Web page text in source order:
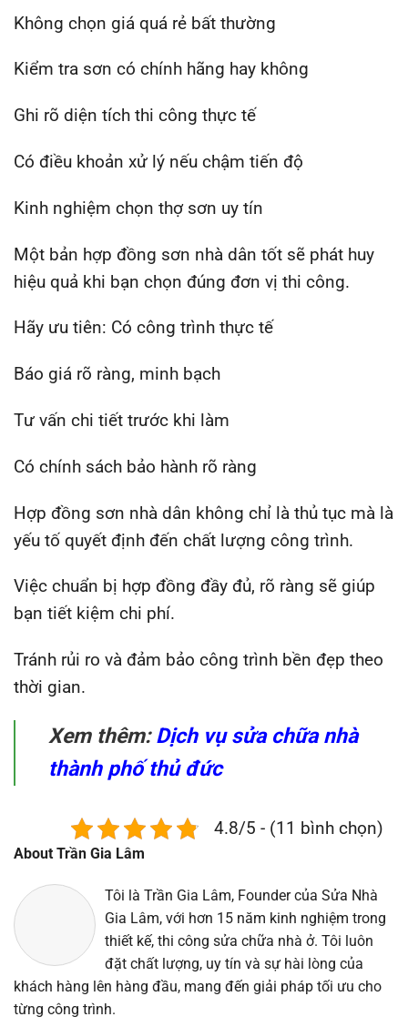
Không chọn giá quá rẻ bất thường
Kiểm tra sơn có chính hãng hay không
Ghi rõ diện tích thi công thực tế
Có điều khoản xử lý nếu chậm tiến độ
Kinh nghiệm chọn thợ sơn uy tín
Một bản hợp đồng sơn nhà dân tốt sẽ phát huy
hiệu quả khi bạn chọn đúng đơn vị thi công.
Hãy ưu tiên: Có công trình thực tế
Báo giá rõ ràng, minh bạch
Tư vấn chi tiết trước khi làm
Có chính sách bảo hành rõ ràng
Hợp đồng sơn nhà dân không chỉ là thủ tục mà là
yếu tố quyết định đến chất lượng công trình.
Việc chuẩn bị hợp đồng đầy đủ, rõ ràng sẽ giúp
bạn tiết kiệm chi phí.
Tránh rủi ro và đảm bảo công trình bền đẹp theo
thời gian.
Xem thêm:Dịch vụ sửa chữa nhà
thành phố thủ đức
4.8/5 - (11 bình chọn)
About Trần Gia Lâm
Tôi là Trần Gia Lâm, Founder của Sửa Nhà
Gia Lâm, với hơn 15 năm kinh nghiệm trong
thiết kế, thi công sửa chữa nhà ở. Tôi luôn
đặt chất lượng, uy tín và sự hài lòng của
khách hàng lên hàng đầu, mang đến giải pháp tối ưu cho
từng công trình.